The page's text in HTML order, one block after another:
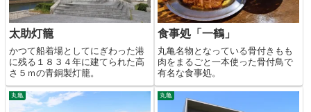
太助灯籠
かつて船着場としてにぎわった港
に残る１８３４年に建てられた高
さ５ｍの青銅製灯籠。
食事処「一鶴」
丸亀名物となっている骨付きもも
肉をまるごと一本使った骨付鳥で
有名な食事処。
丸亀 丸亀